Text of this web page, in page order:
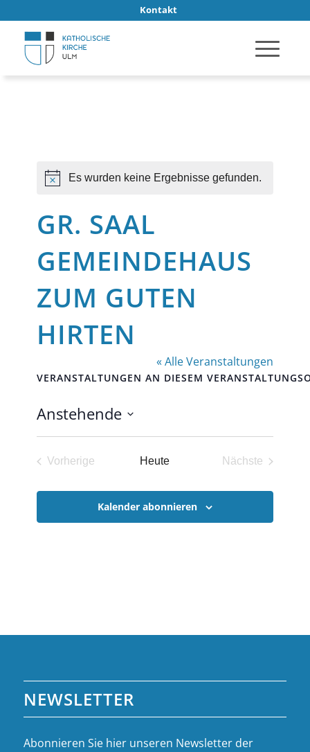
Kontakt
Hinweis
Es wurden keine Ergebnisse gefunden.
GR. SAAL
GEMEINDEHAUS
ZUM GUTEN
HIRTEN
« Alle Veranstaltungen
VERANSTALTUNGEN AN DIESEM
Anstehende
Datum
Vorherige
Heute
Nächste
Kalender abonnieren
NEWSLETTER
Abonnieren Sie hier unseren Newsletter der